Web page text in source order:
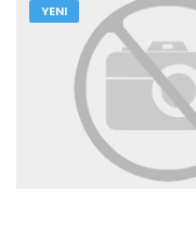
YENI